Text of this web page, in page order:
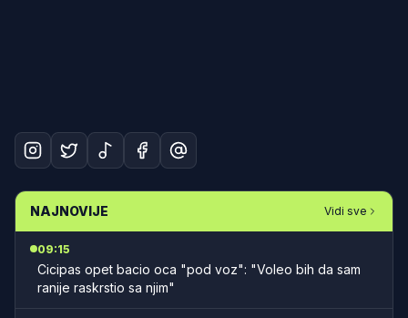
NAJNOVIJE Vidi sve
09:15
Cicipas opet bacio oca "pod voz": "Voleo bih da sam
ranije raskrstio sa njim"